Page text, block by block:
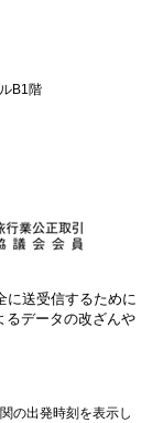
B1階
に送受信するために
るデータの改ざんや
の出発時刻を表示し